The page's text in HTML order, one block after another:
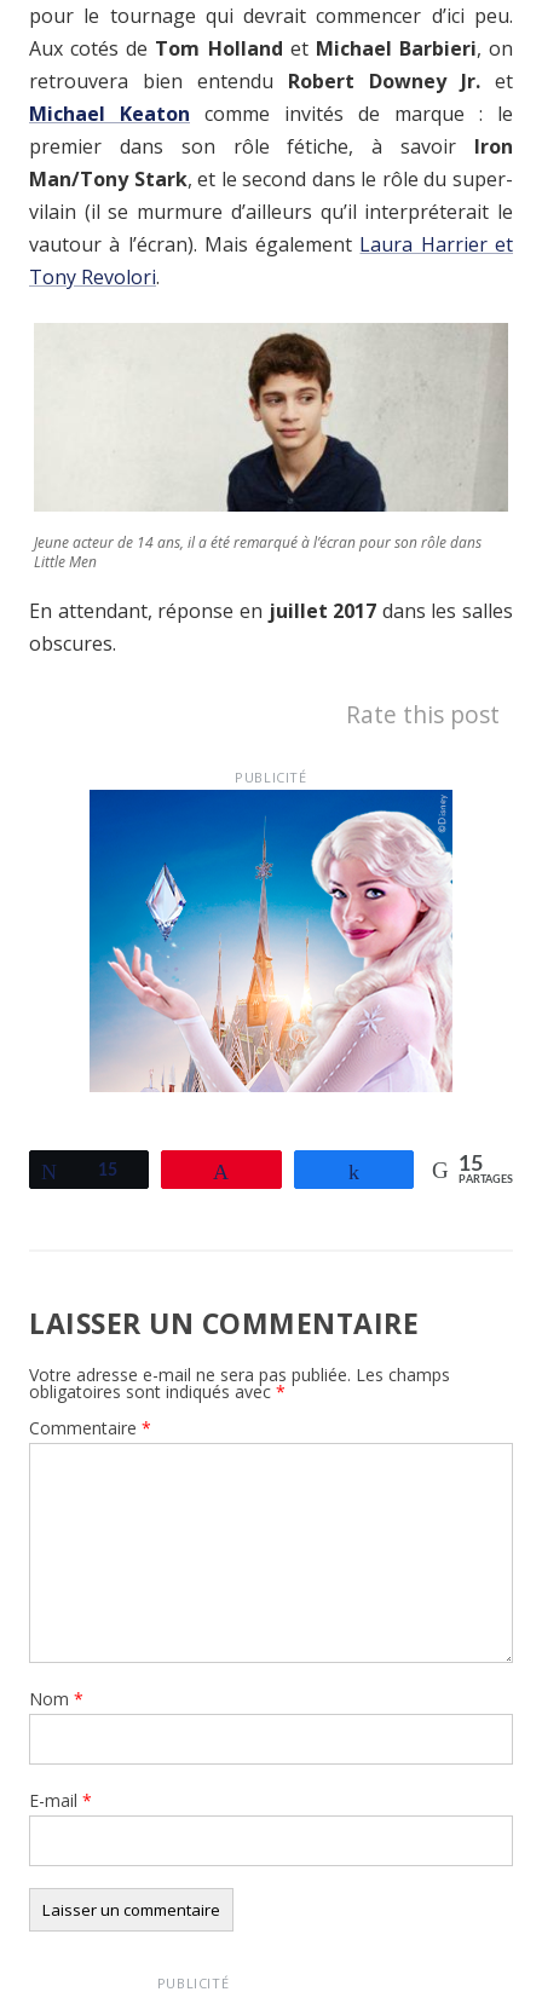
pour le tournage qui devrait commencer d’ici peu.
Aux cotés de Tom Holland et Michael Barbieri, on
retrouvera bien entendu Robert Downey Jr. et
Michael Keaton comme invités de marque : le
premier dans son rôle fétiche, à savoir Iron
Man/Tony Stark, et le second dans le rôle du super-
vilain (il se murmure d’ailleurs qu’il interpréterait le
vautour à l’écran). Mais également Laura Harrier et
Tony Revolori.
Jeune acteur de 14 ans, il a été remarqué à l’écran pour son rôle dans
Little Men
En attendant, réponse en juillet 2017 dans les salles
obscures.
Rate this post
PUBLICITÉ
Tweetez
15 Partagez 15
PARTAGES
LAISSER UN COMMENTAIRE
Votre adresse e-mail ne sera pas publiée. Les champs
obligatoires sont indiqués avec *
Commentaire *
Nom *
E-mail *
PUBLICITÉ